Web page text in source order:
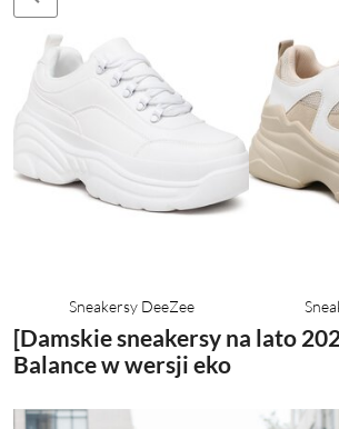
Sneakersy DeeZee
[Damskie sneakersy na lato
Balance w wersji eko